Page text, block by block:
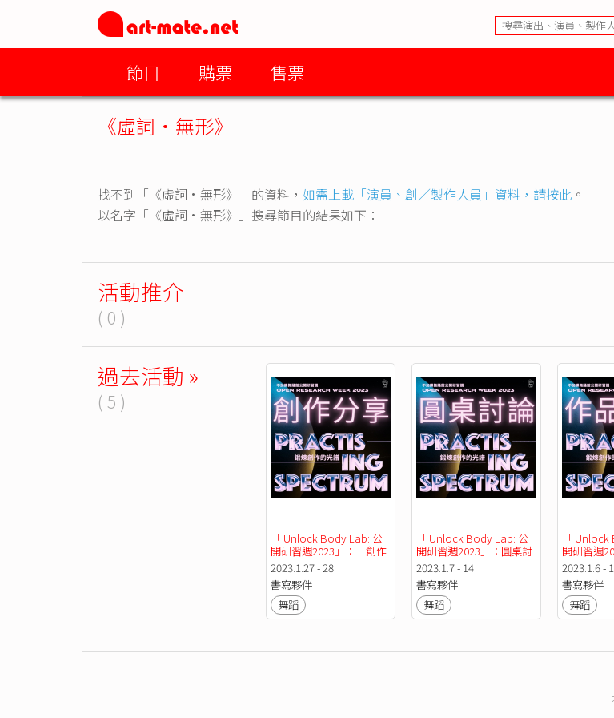
節目 購票 售票
《虛詞·無形》
找不到「《虛詞·無形》」的資料， 如需上載「演員、創／製作人員」資料，請按此 。
以名字「《虛詞·無形》」搜尋節目的結果如下：
活動推介
( 0 )
過去活動 »
( 5 )
「 Unlock Body Lab: 公
開研習週2023」：「創作
練習」創作分享平台
2023.1.27 - 28
書寫夥伴
舞蹈
「 Unlock Body Lab: 公
開研習週2023」：圓桌討
論
2023.1.7 - 14
書寫夥伴
舞蹈
「
開研習週
「Open
平台
2023.1.6 -
書寫夥伴
舞蹈